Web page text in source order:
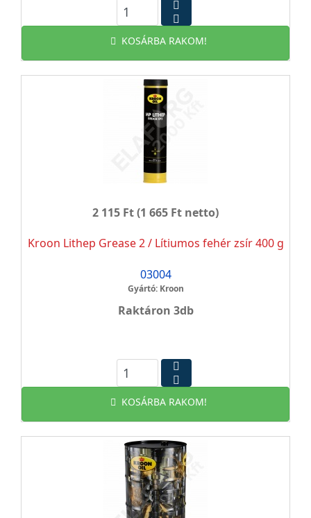
KOSÁRBA RAKOM!
2 115 Ft(1 665 Ft netto)
Kroon Lithep Grease 2 / Lítiumos fehér zsír 400 g
03004
Gyártó: Kroon
Raktáron 3db
KOSÁRBA RAKOM!